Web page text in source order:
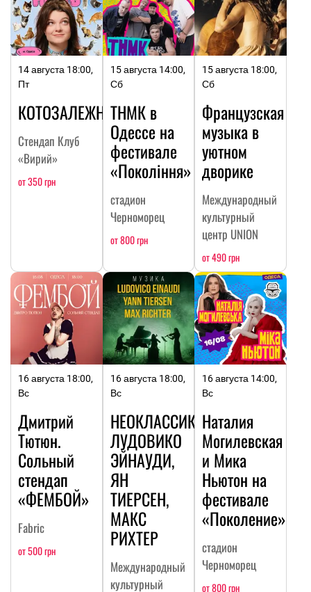
14 августа 18:00,
Пт
КОТОЗАЛЕЖНОСТЬ
Стендап Клуб
«Вирий»
от 350 грн
15 августа 14:00,
Сб
ТНМК в
Одессе на
фестивале
«Покоління»
стадион
Черноморец
от 800 грн
15 августа 18:00,
Сб
Французская
музыка в
уютном
дворике
Международный
культурный
центр UNION
от 490 грн
16 августа 18:00,
Вс
Дмитрий
Тютюн.
Сольный
стендап
«ФЕМБОЙ»
Fabric
от 500 грн
16 августа 18:00,
Вс
НЕОКЛАССИКА:
ЛУДОВИКО
ЭЙНАУДИ,
ЯН
ТИЕРСЕН,
МАКС
РИХТЕР
Международный
культурный
16 августа 14:00,
Вс
Наталия
Могилевская
и Мика
Ньютон на
фестивале
«Поколение»
стадион
Черноморец
от 800 грн